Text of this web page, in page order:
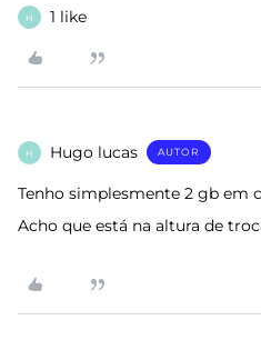
H 1 like
H Hugo lucas AUTOR
Tenho simplesmente 2 gb em
Acho que está na altura de